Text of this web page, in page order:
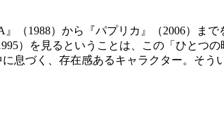
1988）から『パプリカ』（2006）ま
）を見るということは、この「ひとつの
づく、存在感あるキャラクター。そう